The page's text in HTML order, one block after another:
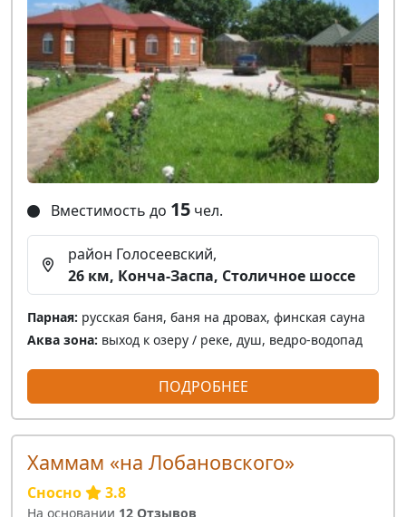
Вместимость до 15 чел.
район Голосеевский,
26 км, Конча-Заспа, Столичное шоссе
Парная: русская баня, баня на дровах, финская сауна
Аква зона: выход к озеру / реке, душ, ведро-водопад
ПОДРОБНЕЕ
Хаммам «на Лобановского»
Сносно 3.8
На основании 12 Отзывов